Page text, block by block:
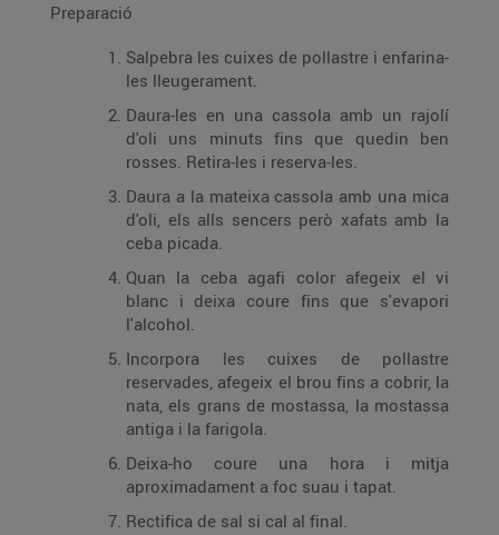
Preparació
Salpebra les cuixes de pollastre i enfarina-
les lleugerament.
Daura-les en una cassola amb un rajolí
d'oli uns minuts fins que quedin ben
rosses. Retira-les i reserva-les.
Daura a la mateixa cassola amb una mica
d'oli, els alls sencers però xafats amb la
ceba picada.
Quan la ceba agafi color afegeix el vi
blanc i deixa coure fins que s'evapori
l'alcohol.
Incorpora les cuixes de pollastre
reservades, afegeix el brou fins a cobrir, la
nata, els grans de mostassa, la mostassa
antiga i la farigola.
Deixa-ho coure una hora i mitja
aproximadament a foc suau i tapat.
Rectifica de sal si cal al final.